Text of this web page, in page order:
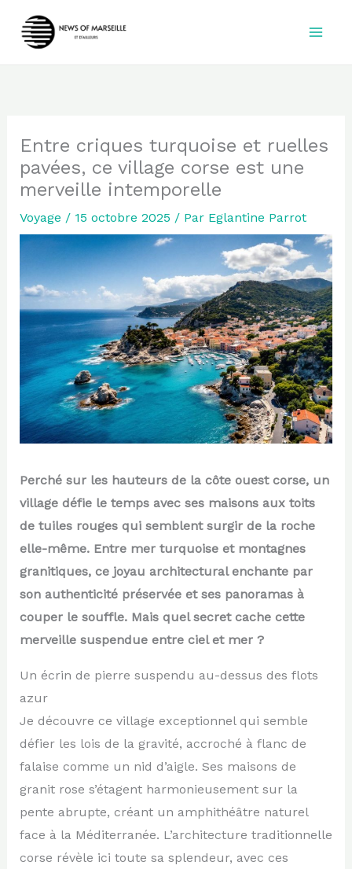
Entre criques turquoise et ruelles
pavées, ce village corse est une
merveille intemporelle
Voyage / 15 octobre 2025 / Par Eglantine Parrot
Perché sur les hauteurs de la côte ouest corse, un
village défie le temps avec ses maisons aux toits
de tuiles rouges qui semblent surgir de la roche
elle-même. Entre mer turquoise et montagnes
granitiques, ce joyau architectural enchante par
son authenticité préservée et ses panoramas à
couper le souffle. Mais quel secret cache cette
merveille suspendue entre ciel et mer ?
Un écrin de pierre suspendu au-dessus des flots
azur
Je découvre ce village exceptionnel qui semble
défier les lois de la gravité, accroché à flanc de
falaise comme un nid d’aigle. Ses maisons de
granit rose s’étagent harmonieusement sur la
pente abrupte, créant un amphithéâtre naturel
face à la Méditerranée. L’architecture traditionnelle
corse révèle ici toute sa splendeur, avec ces